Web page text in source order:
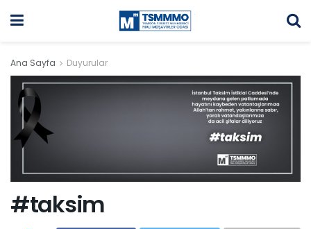
Ana Sayfa Duyurular
#taksim